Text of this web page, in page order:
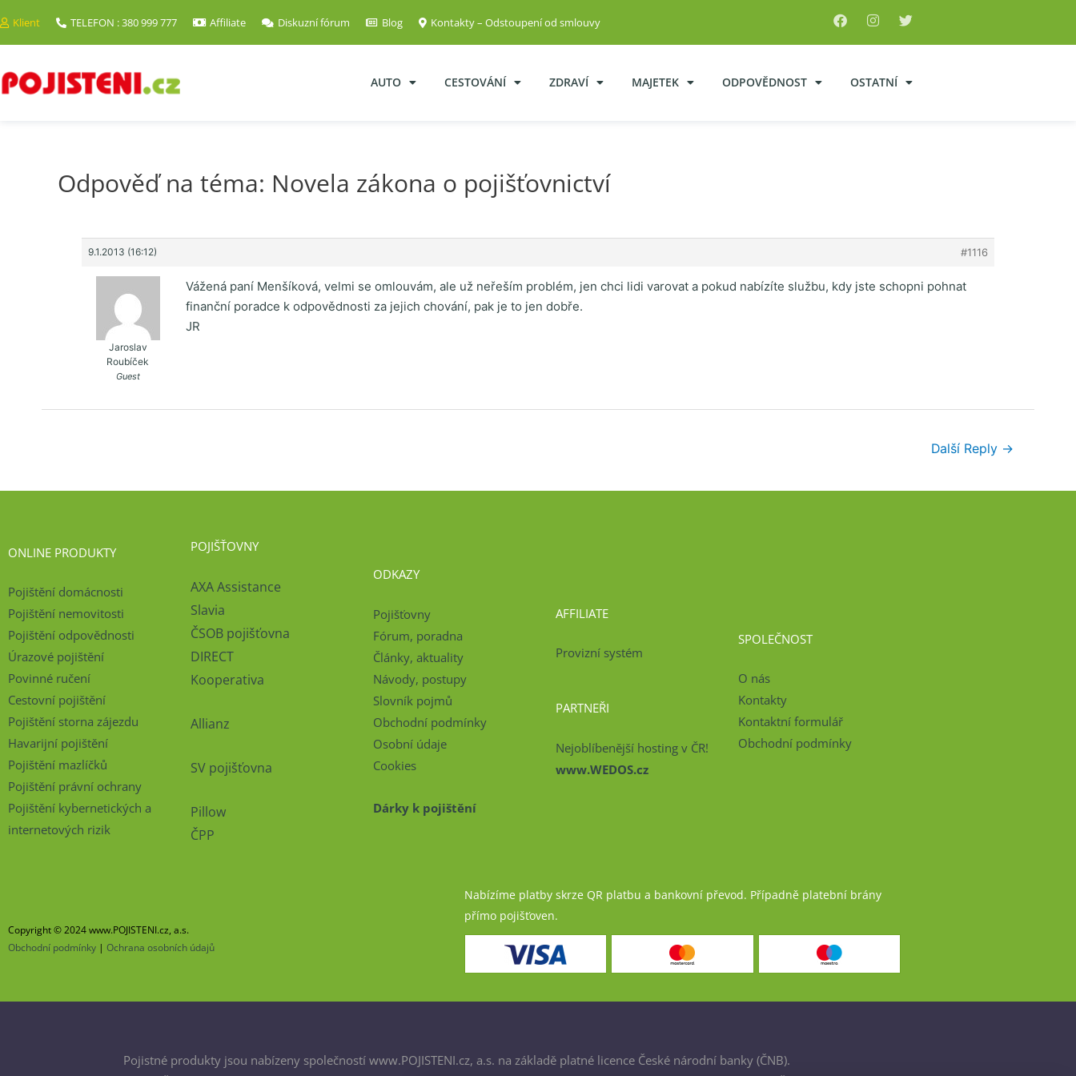
Klient TELEFON : 380 999 777 Affiliate Diskuzní fórum Blog Kontakty – Odstoupení od smlouvy
AUTO CESTOVÁNÍ ZDRAVÍ MAJETEK ODPOVĚDNOST OSTATNÍ
Odpověď na téma: Novela zákona o pojišťovnictví
9.1.2013 (16:12) #1116
Jaroslav
Roubíček
Guest
Vážená paní Menšíková, velmi se omlouvám, ale už neřeším problém, jen chci lidi varovat a pokud nabízíte službu, kdy jste schopni pohnat
finanční poradce k odpovědnosti za jejich chování, pak je to jen dobře.
JR
Další Reply →
ONLINE PRODUKTY
Pojištění domácnosti
Pojištění nemovitosti
Pojištění odpovědnosti
Úrazové pojištění
Povinné ručení
Cestovní pojištění
Pojištění storna zájezdu
Havarijní pojištění
Pojištění mazlíčků
Pojištění právní ochrany
Pojištění kybernetických a
internetových rizik
POJIŠŤOVNY
AXA Assistance
Slavia
ČSOB pojišťovna
DIRECT
Kooperativa
Allianz
SV pojišťovna
Pillow
ČPP
ODKAZY
Pojišťovny
Fórum, poradna
Články, aktuality
Návody, postupy
Slovník pojmů
Obchodní podmínky
Osobní údaje
Cookies
Dárky k pojištění
AFFILIATE
Provizní systém
PARTNEŘI
Nejoblíbenější hosting v ČR!
www.WEDOS.cz
SPOLEČNOST
O nás
Kontakty
Kontaktní formulář
Obchodní podmínky
Copyright © 2024 www.POJISTENI.cz, a.s.
Obchodní podmínky | Ochrana osobních údajů
Nabízíme platby skrze QR platbu a bankovní převod. Případně platební brány
přímo pojišťoven.
Pojistné produkty jsou nabízeny společností www.POJISTENI.cz, a.s. na základě platné licence České národní banky (ČNB).